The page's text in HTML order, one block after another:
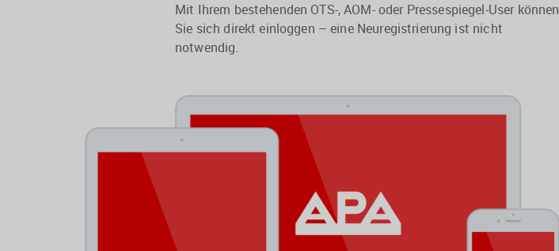
Mit Ihrem bestehenden OTS-, AOM- oder Pressespiegel-User können
Sie sich direkt einloggen – eine Neuregistrierung ist nicht
notwendig.